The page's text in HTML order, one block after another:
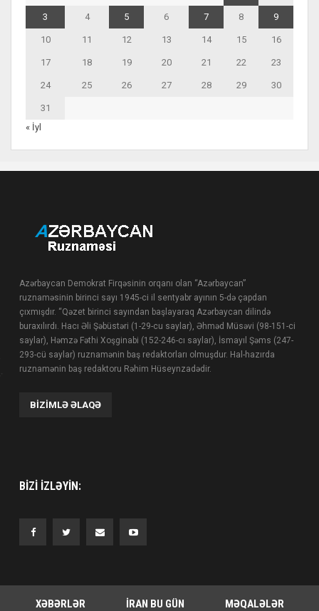
3 4 5 6 7 8 9
10 11 12 13 14 15 16
17 18 19 20 21 22 23
24 25 26 27 28 29 30
31
« İyl
Azərbaycan Demokrat Firqəsinin orqanı olan “Azərbaycan”
ruznaməsinin birinci sayı 1945-ci il sentyabr ayının 5-də çapdan
çıxmışdır. “Qəzet birinci sayından başlayaraq Azərbaycan dilində
buraxılırdı. Hacı Əli Şəbüstəri (1-29-cu saylar), Əhməd Müsəvi (98-151-ci
saylar), Həmzə Fəthi Xoşginabi (152-246-cı saylar), İsmayıl Şəms (247-
293-cü saylar) ruznamənin baş redaktorları olmuşdur. Hal-hazırda
ruznamənin baş redaktoru Rəhim Hüseynzadədir.
BIZIMLƏ ƏLAQƏ
BIZI IZLƏYIN:
XƏBƏRLƏR İRAN BU GÜN MƏQALƏLƏR